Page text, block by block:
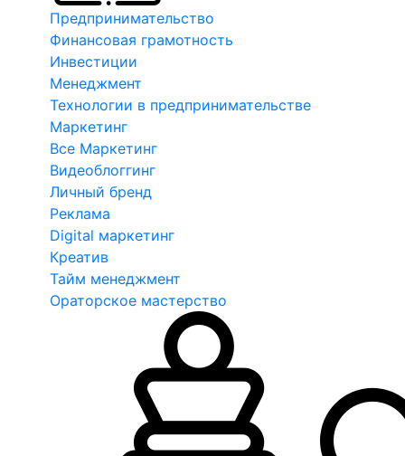
Предпринимательство
Финансовая грамотность
Инвестиции
Менеджмент
Технологии в предпринимательстве
Маркетинг
Все Маркетинг
Видеоблоггинг
Личный бренд
Реклама
Digital маркетинг
Креатив
Тайм менеджмент
Ораторское мастерство